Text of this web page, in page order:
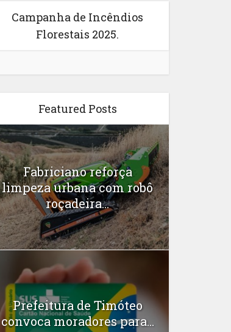
Campanha de Incêndios
Florestais 2025.
Featured Posts
Fabriciano reforça
limpeza urbana com robô
roçadeira...
Prefeitura de Timóteo
convoca moradores para...